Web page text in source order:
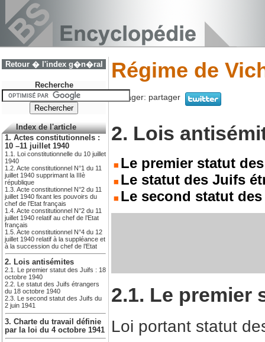
Retour � l'index g�n�ral
Recherche
Index de l'article
1. Actes constitutionnels :
10 –11 juillet 1940
1.1. Loi constitutionnelle du 10 juillet
1940
1.2. Acte constitutionnel N°1 du 11
juillet 1940 supprimant la IIIè
république
1.3. Acte constitutionnel N°2 du 11
juillet 1940 fixant les pouvoirs du
chef de l’Etat français
1.4. Acte constitutionnel N°2 du 11
juillet 1940 relatif au chef de l’Etat
français
1.5. Acte constitutionnel N°4 du 12
juillet 1940 relatif à la suppléance et
à la succession du chef de l’Etat
2. Lois antisémites
2.1. Le premier statut des Juifs : 18
octobre 1940
2.2. Le statut des Juifs étrangers
du 18 octobre 1940
2.3. Le second statut des Juifs du
2 juin 1941
3. Charte du travail définie
par la loi du 4 octobre 1941
Régime de
Partager: partager
2. Lois
Le premier statut
Le statut des Juifs
Le second statut
2.1. Le premier
Loi portant statut